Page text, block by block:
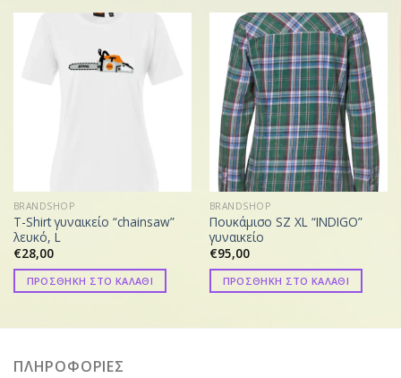
BRANDSHOP
T-Shirt γυναικείο “chainsaw”
λευκό, L
€28,00
ΠΡΟΣΘΗΚΗ ΣΤΟ ΚΑΛΑΘΙ
BRANDSHOP
Πουκάμισο SZ XL “INDIGO”
γυναικείο
€95,00
ΠΡΟΣΘΗΚΗ ΣΤΟ ΚΑΛΑΘΙ
ΠΛΗΡΟΦΟΡΙΕΣ